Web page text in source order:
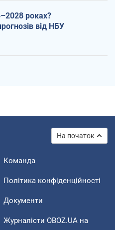
роках?
від НБУ
На початок
Команда
Політика конфіденційності
Документи
Журналісти OBOZ.UA на